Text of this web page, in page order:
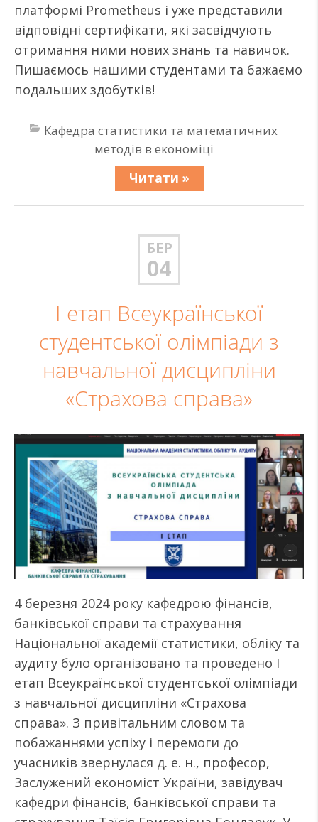
платформі Prometheus і уже представили
відповідні сертифікати, які засвідчують
отримання ними нових знань та навичок.
Пишаємось нашими студентами та бажаємо
подальших здобутків!
Кафедра статистики та математичних
методів в економіці
Читати »
БЕР
04
І етап Всеукраїнської
студентської олімпіади з
навчальної дисципліни
«Страхова справа»
4 березня 2024 року кафедрою фінансів,
банківської справи та страхування
Національної академії статистики, обліку та
аудиту було організовано та проведено І
етап Всеукраїнської студентської олімпіади
з навчальної дисципліни «Страхова
справа». З привітальним словом та
побажаннями успіху і перемоги до
учасників звернулася д. е. н., професор,
Заслужений економіст України, завідувач
кафедри фінансів, банківської справи та